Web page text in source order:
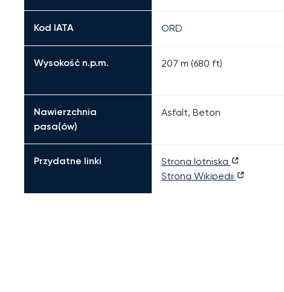
Kod IATA ORD
Wysokość n.p.m. 207 m (680 ft)
Nawierzchnia
pasa(ów)
Asfalt, Beton
Przydatne linki
Strona lotniska
Strona Wikipedii